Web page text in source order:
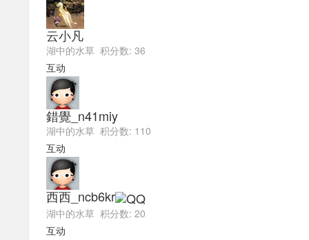
云小凡
湖中的水草 积分数: 36
互动
錯覺_n41miy
湖中的水草 积分数: 110
互动
西西_ncb6kr
湖中的水草 积分数: 20
互动